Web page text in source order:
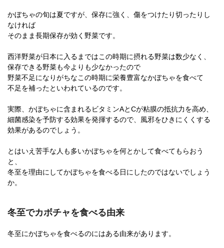
かぼちゃの旬は夏ですが、保存に強く、傷をつけたり切ったりし
なければ
そのまま長期保存が効く野菜です。
西洋野菜が日本に入るまではこの時期に摂れる野菜は数少なく、
保存できる野菜も今よりも少なかったので
野菜不足になりがちなこの時期に栄養豊富なかぼちゃを食べて
不足を補ったといわれているのです。
実際、かぼちゃに含まれるビタミンAとCが粘膜の抵抗力を高め、
細菌感染を予防する効果を発揮するので、風邪をひきにくくする
効果があるのでしょう。
とはいえ苦手な人も多いかぼちゃを何とかして食べてもらおう
と、
冬至を理由にしてかぼちゃを食べる日にしたのではないでしょう
か。
冬至でカボチャを食べる由来
冬至にかぼちゃを食べるのにはある由来があります。